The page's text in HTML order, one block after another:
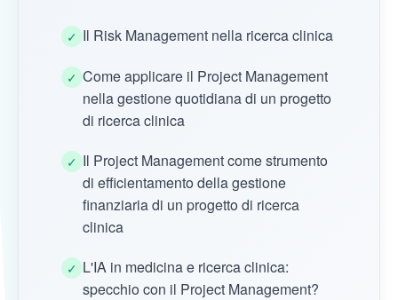
✓ Il Risk Management nella ricerca clinica
✓ Come applicare il Project Management
nella gestione quotidiana di un progetto
di ricerca clinica
✓ Il Project Management come strumento
di efficientamento della gestione
finanziaria di un progetto di ricerca
clinica
✓ L'IA in medicina e ricerca clinica:
specchio con il Project Management?